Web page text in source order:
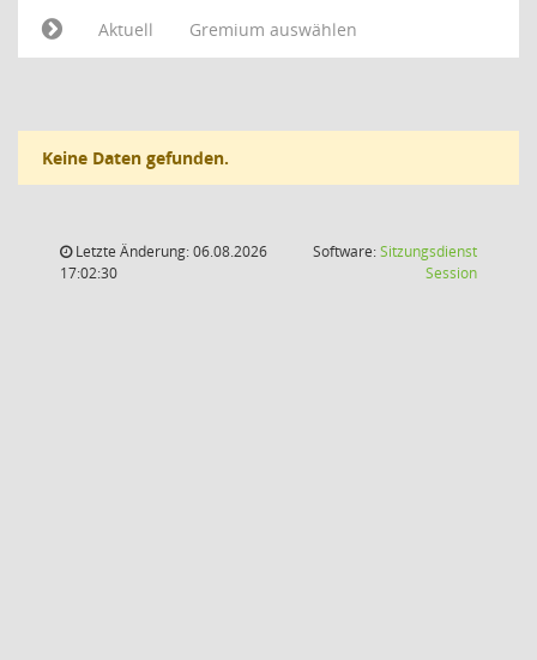
Aktuell
Gremium auswählen
Keine Daten gefunden.
Letzte Änderung: 06.08.2026
17:02:30
Software:Sitzungsdienst
Session(Wird in